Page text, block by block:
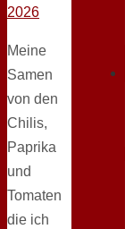
Meine
Samen
von den
Chilis,
Paprika
und
Tomaten
die ich